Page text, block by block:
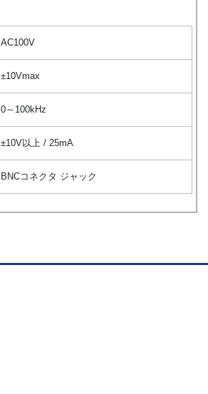
AC100V
±10Vmax
0～100kHz
±10V以上 / 25mA
BNCコネクタ ジャック